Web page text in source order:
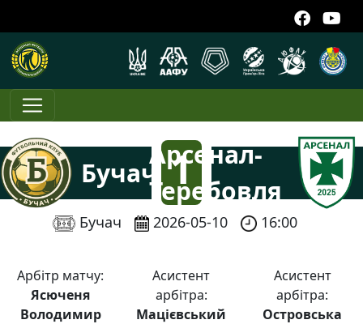
Бучач 1
:
0
Арсенал-
Теребовля
Бучач 2026-05-10 16:00
Арбітр матчу:
Ясюченя
Володимир
Асистент
арбітра:
Мацієвський
Асистент
арбітра:
Островська